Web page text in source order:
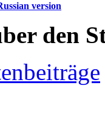
version
den